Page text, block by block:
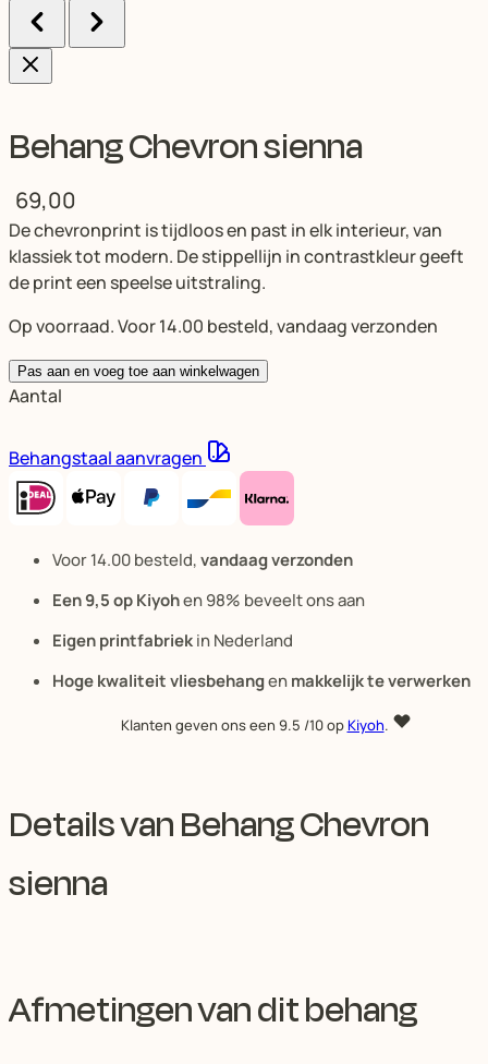
Behang Chevron sienna
69,00
De chevronprint is tijdloos en past in elk interieur, van
klassiek tot modern. De stippellijn in contrastkleur geeft
de print een speelse uitstraling.
Op voorraad. Voor 14.00 besteld, vandaag verzonden
Pas aan en voeg toe aan winkelwagen
Aantal
Behangstaal aanvragen
Voor 14.00 besteld,vandaag verzonden
Een 9,5 op Kiyohen 98% beveelt ons aan
Eigen printfabriekin Nederland
Hoge kwaliteit vliesbehangenmakkelijk te verwerken
Klanten geven ons een 9.5 /10 opKiyoh.
Details van Behang Chevron
sienna
Afmetingen van dit behang